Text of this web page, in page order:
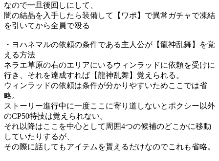
なので一旦後回しにして、
闇の結晶を入手したら装備して【ワポ】で異常ガチャで凍結
を引いてから全員で殴る
・ヨハネマルの依頼の条件である主人公が【龍神乱舞】を覚
える方法
ネラエ草原の右のエリアにいるウィンラッドに依頼を受けに
行き、それを達成すれば【龍神乱舞】覚えられる。
ウィンラッドの依頼は条件が分かりやすいためここでは省
略。
ストーリー進行中に一度ここに寄り道しないとポクシー以外
のCP50特技は覚えられない。
それ以降はここを中心として周囲4つの候補のどこかに移動
していたりするが、
その際に話してもアイテムを貰えるだけなのでこれも省略。